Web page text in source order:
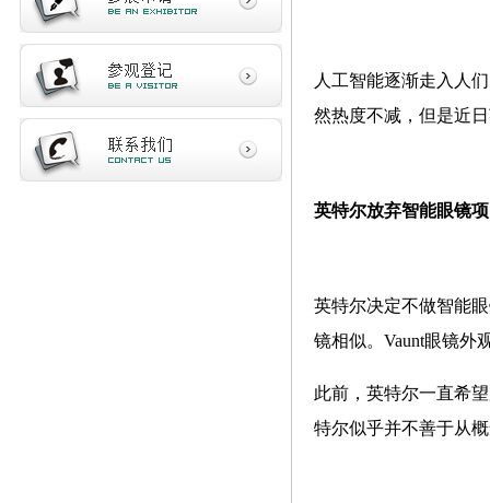
人工智能逐渐走入人
然热度不减，但是近
英特尔放弃智能眼镜
英特尔决定不做智能眼
镜相似。Vaunt眼镜外
此前，英特尔一直希
特尔似乎并不善于从